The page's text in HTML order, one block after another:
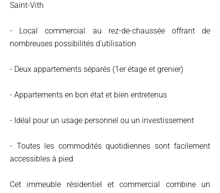
Saint-Vith
- Local commercial au rez-de-chaussée offrant de
nombreuses possibilités d'utilisation
- Deux appartements séparés (1er étage et grenier)
- Appartements en bon état et bien entretenus
- Idéal pour un usage personnel ou un investissement
- Toutes les commodités quotidiennes sont facilement
accessibles à pied
Cet immeuble résidentiel et commercial combine un